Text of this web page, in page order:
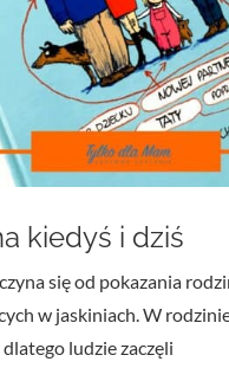
kiedyś i dziś
się od pokazania
w jaskiniach. W
dlatego ludzie zaczęli